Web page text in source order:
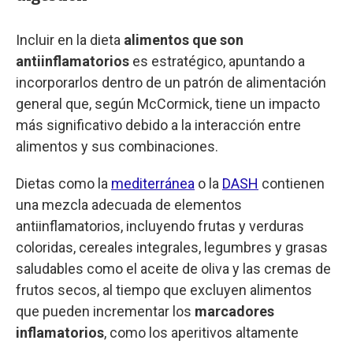
Incluir en la dieta alimentos que son
antiinflamatorios es estratégico, apuntando a
incorporarlos dentro de un patrón de alimentación
general que, según McCormick, tiene un impacto
más significativo debido a la interacción entre
alimentos y sus combinaciones.
Dietas como la mediterránea o la DASH contienen
una mezcla adecuada de elementos
antiinflamatorios, incluyendo frutas y verduras
coloridas, cereales integrales, legumbres y grasas
saludables como el aceite de oliva y las cremas de
frutos secos, al tiempo que excluyen alimentos
que pueden incrementar los marcadores
inflamatorios, como los aperitivos altamente